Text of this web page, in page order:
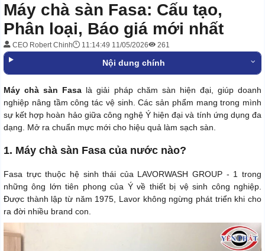
Máy chà sàn Fasa: Cấu tạo,
Phân loại, Báo giá mới nhất
CEO Robert Chinh 11:14:49 11/05/2026 261
Nội dung chính
Máy chà sàn Fasa là giải pháp chăm sàn hiện đại, giúp doanh
nghiệp nâng tầm công tác vệ sinh. Các sản phẩm mang trong mình
sự kết hợp hoàn hảo giữa công nghệ Ý hiện đại và tính ứng dụng đa
dạng. Mở ra chuẩn mực mới cho hiệu quả làm sạch sàn.
1. Máy chà sàn Fasa của nước nào?
Fasa trực thuộc hệ sinh thái của LAVORWASH GROUP - 1 trong
những ông lớn tiên phong của Ý về thiết bị vệ sinh công nghiệp.
Được thành lập từ năm 1975, Lavor không ngừng phát triển khi cho
ra đời nhiều brand con.